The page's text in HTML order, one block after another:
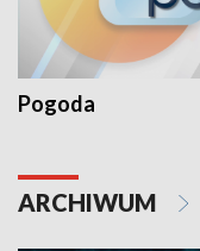
Pogoda
ARCHIWUM